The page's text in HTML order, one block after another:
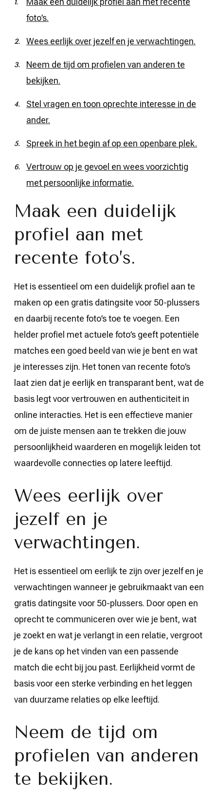
foto’s.
Wees eerlijk over jezelf en je verwachtingen.
Neem de tijd om profielen van anderen te
bekijken.
Stel vragen en toon oprechte interesse in de
ander.
Spreek in het begin af op een openbare plek.
Vertrouw op je gevoel en wees voorzichtig
met persoonlijke informatie.
Maak een duidelijk
profiel aan met
recente foto’s.
Het is essentieel om een duidelijk profiel aan te
maken op een gratis datingsite voor 50-plussers
en daarbij recente foto’s toe te voegen. Een
helder profiel met actuele foto’s geeft potentiële
matches een goed beeld van wie je bent en wat
je interesses zijn. Het tonen van recente foto’s
laat zien dat je eerlijk en transparant bent, wat de
basis legt voor vertrouwen en authenticiteit in
online interacties. Het is een effectieve manier
om de juiste mensen aan te trekken die jouw
persoonlijkheid waarderen en mogelijk leiden tot
waardevolle connecties op latere leeftijd.
Wees eerlijk over
jezelf en je
verwachtingen.
Het is essentieel om eerlijk te zijn over jezelf en je
verwachtingen wanneer je gebruikmaakt van een
gratis datingsite voor 50-plussers. Door open en
oprecht te communiceren over wie je bent, wat
je zoekt en wat je verlangt in een relatie, vergroot
je de kans op het vinden van een passende
match die echt bij jou past. Eerlijkheid vormt de
basis voor een sterke verbinding en het leggen
van duurzame relaties op elke leeftijd.
Neem de tijd om
profielen van anderen
te bekijken.